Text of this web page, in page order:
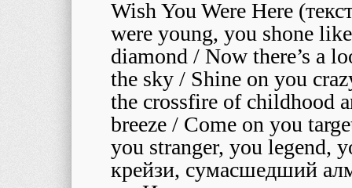
Wish You Were Here
were young, you shone
diamond / Now there’s a
the sky / Shine on you
the crossfire of childhood
breeze / Come on you
you stranger, you legend,
крейзи, сумасшедший